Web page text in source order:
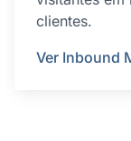
clientes.
Ver Inbound